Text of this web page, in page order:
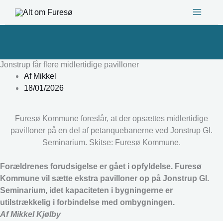
Jonstrup får flere midlertidige pavilloner
AfMikkel
18/01/2026
Furesø Kommune foreslår, at der opsættes midlertidige
pavilloner på en del af petanquebanerne ved Jonstrup Gl.
Seminarium. Skitse: Furesø Kommune.
Forældrenes forudsigelse er gået i opfyldelse. Furesø
Kommune vil sætte ekstra pavilloner op på Jonstrup Gl.
Seminarium, idet kapaciteten i bygningerne er
utilstrækkelig i forbindelse med ombygningen.
Af Mikkel Kjølby